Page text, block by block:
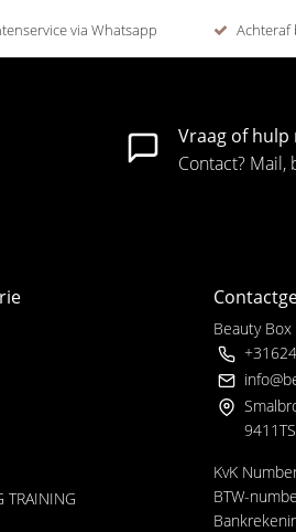
via Whatsapp Achteraf
Vraag of hulp
Contact? Mail,
TRAINING
Beauty
KvK
BTW-